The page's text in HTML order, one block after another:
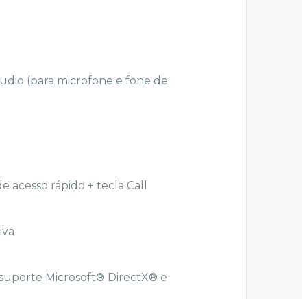
(para microfone e fone de
rápido + tecla Call
Microsoft® DirectX® e